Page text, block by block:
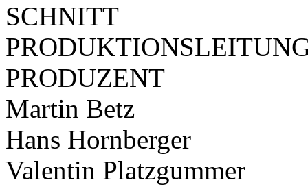
SCHNITT
PRODUZENT
Martin Betz
Hans Hornberger
Valentin Platzgummer